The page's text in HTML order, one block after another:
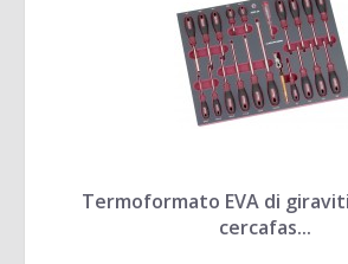
Termoformato EVA di
cercafas...